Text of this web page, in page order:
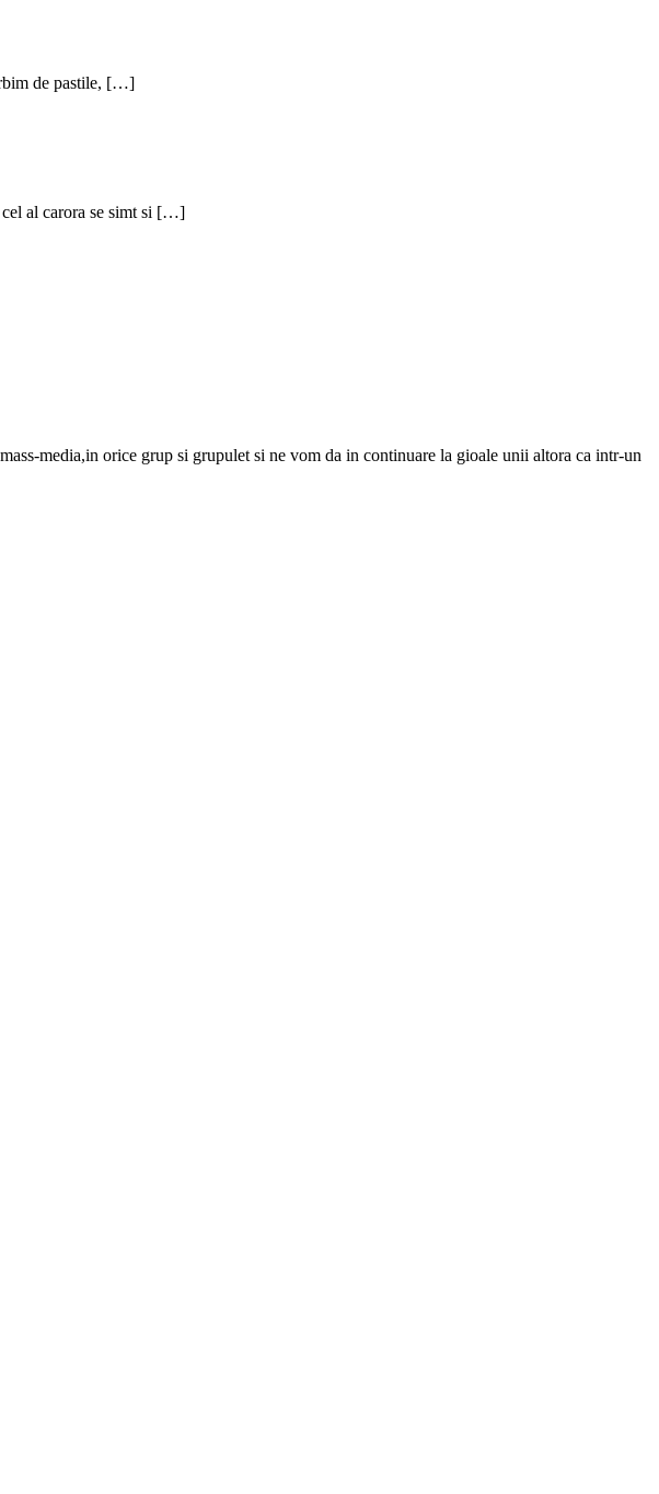
de pastile, […]
cel al carora se simt si […]
media,in orice grup si grupulet si ne vom da in continuare la gioale unii altora ca intr-un